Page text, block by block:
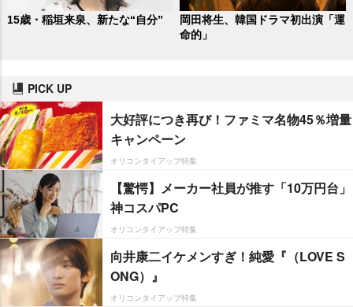
15歳・稲垣来泉、新たな“自分”
岡田将生、韓国ドラマ初出演「運
命的」
PICK UP
大好評につき再び！ファミマ名物45％増量
キャンペーン
オリコンタイアップ特集
【驚愕】メーカー社員が推す「10万円台」
神コスパPC
オリコンタイアップ特集
向井康二イケメンすぎ！純愛『（LOVE S
ONG）』
オリコンタイアップ特集